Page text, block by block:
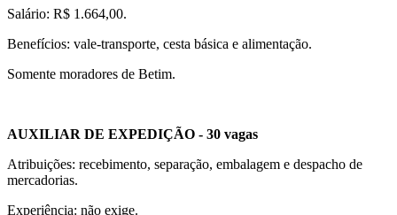
Salário: R$ 1.664,00.
Benefícios: vale-transporte, cesta básica e alimentação.
Somente moradores de Betim.
AUXILIAR DE EXPEDIÇÃO - 30 vagas
Atribuições: recebimento, separação, embalagem e despacho de
mercadorias.
Experiência: não exige.